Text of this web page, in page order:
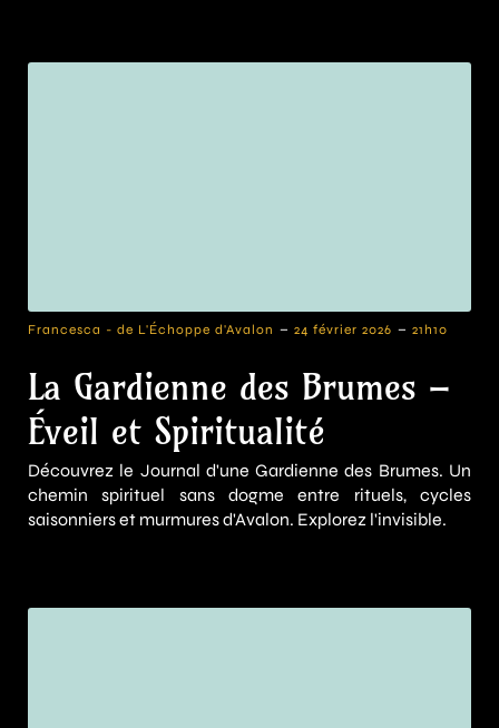
Francesca - de L'Échoppe d'Avalon - 24 février 2026 - 21h10
La Gardienne des Brumes –
Éveil et Spiritualité
Découvrez le Journal d'une Gardienne des Brumes. Un
chemin spirituel sans dogme entre rituels, cycles
saisonniers et murmures d'Avalon. Explorez l'invisible.